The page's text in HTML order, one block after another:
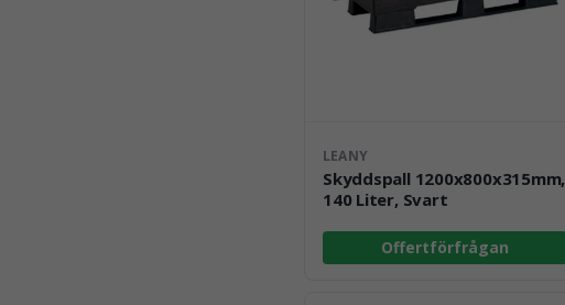
LEANY
Skyddspall 1200x800x315mm,
140 Liter, Svart
Offertförfrågan